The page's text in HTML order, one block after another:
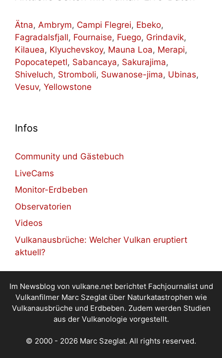
Ätna, Ambrym, Campi Flegrei, Ebeko,
Fagradalsfjall, Fournaise, Fuego, Grindavik,
Kilauea, Klyuchevskoy, Mauna Loa, Merapi,
Popocatepetl, Sabancaya, Sakurajima,
Shiveluch, Stromboli, Suwanose-jima, Ubinas,
Vesuv, Yellowstone
Infos
Community und Gästebuch
LiveCams
Monitor-Erdbeben
Observatorien
Videos
Vulkanausbrüche: Welcher Vulkan eruptiert
aktuell?
Im Newsblog von vulkane.net berichtet Fachjournalist und
Vulkanfilmer Marc Szeglat über Naturkatastrophen wie
Vulkanausbrüche und Erdbeben. Zudem werden Studien
aus der Vulkanologie vorgestellt.
© 2000 - 2026 Marc Szeglat. All rights reserved.